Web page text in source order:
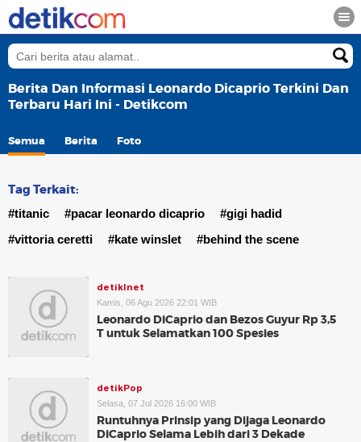
Berita Dan Informasi Leonardo Dicaprio Terkini Dan
Terbaru Hari Ini - Detikcom
Semua Berita Foto
Tag Terkait:
#titanic #pacar leonardo dicaprio
#gigi hadid
#vittoria ceretti
#kate winslet #behind the scene
detikInet
Kamis, 06 Agu 2026 22:01 WIB
Leonardo DiCaprio dan Bezos Guyur Rp 3,5
T untuk Selamatkan 100 Spesies
detikPop
Selasa, 07 Jul 2026 16:00 WIB
Runtuhnya Prinsip yang Dijaga Leonardo
DiCaprio Selama Lebih dari 3 Dekade